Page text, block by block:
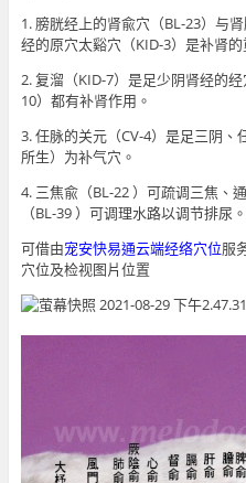
1. 膀胱经上的肾兪穴（BL-23）与
经的原穴太谿穴（KID-3）是补肾的
2. 复溜（KID-7）是足少阴肾经的
10）都有补肾作用。
3. 任脉的关元（CV-4）是足三阴
所生）为补气穴。
4. 三焦兪（BL-22 ）可疏调三焦、
（BL-39 ）可调理水路以调节排尿。
可借由宠安快易通云端经络穴位服
穴位及检视图片位置